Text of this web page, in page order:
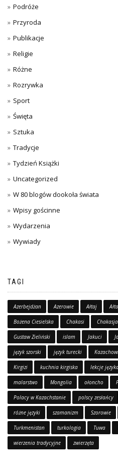
Podróże
Przyroda
Publikacje
Religie
Różne
Rozrywka
Sport
Święta
Sztuka
Tradycje
Tydzień Książki
Uncategorized
W 80 blogów dookoła świata
Wpisy gościnne
Wydarzenia
Wywiady
TAGI
Azerbejdżan Azerowie Ałtaj
Bożena Ciesielska Chakasi Chakasja
Gustaw Zieliński islam Jakuci
język szorski język turecki
Kirgizi kuchnia kirgiska lekcje
malarstwo Mongolia ołoncho
Polacy w Kazachstanie polscy zesłańcy
różne języki szamanizm Szorowie
Turkmenistan turkologia Tuwa
wierzenia tradycyjne zwierzęta